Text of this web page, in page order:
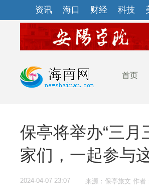
资讯 海口 财经 科技
首页
保亭将举办“三月
家们，一起参与
2024-04-07 23:07 来源：保亭旅文 作者